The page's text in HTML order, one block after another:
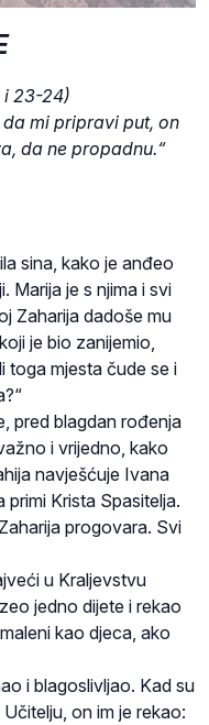
i 23-24)
da mi pripravi put, on
da ne propadnu.“
sina, kako je anđeo
Marija je s njima i svi
Zaharija dadoše mu
je bio zanijemio,
toga mjesta čude se i
pred blagdan rođenja
i vrijedno, kako
navješćuje Ivana
primi Krista Spasitelja.
progovara. Svi
u Kraljevstvu
jedno dijete i rekao
kao djeca, ako
i blagoslivljao. Kad su
on im je rekao: